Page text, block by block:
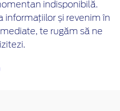
indisponibilă.
informațiilor și revenim în
te rugăm să ne